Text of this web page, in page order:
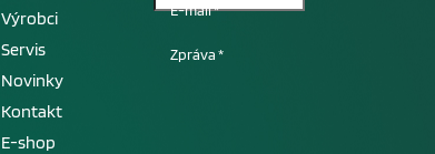
Výrobci
Servis
Novinky
Kontakt
E-shop
E-mail*
Zpráva*